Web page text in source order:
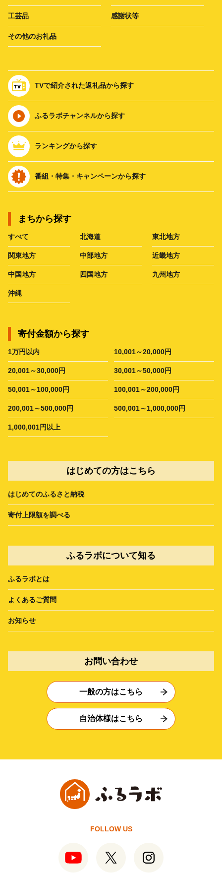
工芸品 感謝状等
その他のお礼品
TVで紹介された返礼品から探す
ふるラボチャンネルから探す
ランキングから探す
番組・特集・キャンペーンから探す
まちから探す
すべて 北海道 東北地方
関東地方 中部地方 近畿地方
中国地方 四国地方 九州地方
沖縄
寄付金額から探す
1万円以内 10,001～20,000円
20,001～30,000円 30,001～50,000円
50,001～100,000円 100,001～200,000円
200,001～500,000円 500,001～1,000,000円
1,000,001円以上
はじめての方はこちら
はじめてのふるさと納税
寄付上限額を調べる
ふるラボについて知る
ふるラボとは
よくあるご質問
お知らせ
お問い合わせ
一般の方はこちら
自治体様はこちら
FOLLOW US